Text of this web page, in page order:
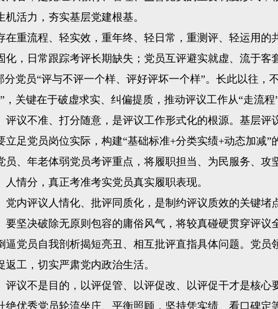
活力，夯实基层党建根基。
流程、轻实效，重年终、轻日常，重测评、轻运用的
，日常跟踪考评长期缺失；党员互评避实就虚、流于
党员“评与不评一个样、评好评坏一个样”。长此以往
关键在于破虚求实、纠偏提质，推动评议工作从“走流程”
不准、打分随意，是评议工作形式化的根源。基层评
足党员岗位实际，构建“基础标准+分类实绩+动态加减
、年老体弱党员考评重点，将履职担当、为民服务、
情分，真正考准考实党员真实履职表现。
评议人情化、批评同质化，是制约评议质效的关键堵
坚决破除无原则包容的庸俗风气，将较真碰硬贯穿评
党员自我剖析揭短亮丑、相互批评直指具体问题。党
工，切实严肃党内政治生活。
不是目的，以评促管、以评促改、以评促干才是核心
优秀党员轮流坐庄、平衡照顾，坚持凭实绩、看口碑